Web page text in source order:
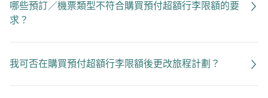
哪些預訂／機票類型不符合購買預付超額行李限額的要
求？
我可否在購買預付超額行李限額後更改旅程計劃？